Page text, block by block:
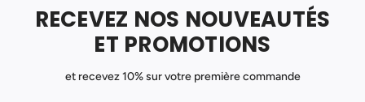
INSCRIVEZ VOUS À NOTRE NEWSLETTER
Recevez nos promotions et nouveautés !
RECEVEZ NOS NOUVEAUTÉS
ET PROMOTIONS
et recevez 10% sur votre première commande